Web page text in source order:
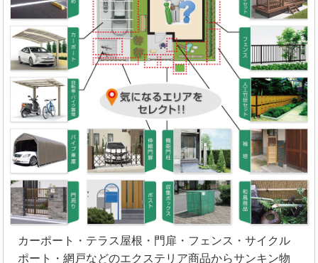
カーポート・テラス屋根・門扉・フェンス・サイクル
ポート・網戸などのエクステリア商品からサンキン物